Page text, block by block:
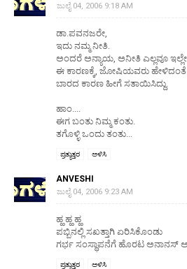
ಜುಲೈ 04, 2006 9:18 AM
ಡಾ.ಪವನಜರೇ,
ಇದು ನಮ್ಮ ನೀತಿ.
ಅಂದರೆ ಅನ್ಯಾಯ, ಅನೀತಿ ಎಲ್ಲವೂ ಇಲ್ಲೇ
ಈ ಕಾರಣಕ್ಕೆ, ಜೋಷಿಯವರು ಹೇಳಿದಂತೆ
ಬಾರದ ಕಾರಣ ಹೀಗೆ ಸತಾಯಿಸಿದ್ದು.
ಹಾಂ....
ಈಗ ಬಂತು ನಿಮ್ಮ ಕಂತು.
ತಗೊಳ್ಳಿ ಒಂದು ತಂತು...
ಪ್ರತ್ಯುತ್ತರ ಅಳಿಸಿ
ANVESHI
ಜುಲೈ 04, 2006 9:23 AM
ಹ್ಹ ಹ್ಹ ಹ್ಹ
ಪಬ್ಬಿನಲ್ಲಿ ಸಖತ್ತಾಗಿ ಏರಿಸಿಕೊಂಡು
ಗರ್ಭ ಸಂಸ್ಥಾಪನೆಗೆ ಹೊರಟ ಅನಾನಸ್
ಪ್ರತ್ಯುತ್ತರ ಅಳಿಸಿ